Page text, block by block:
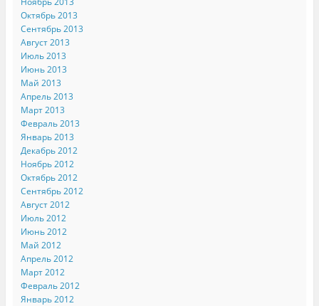
Октябрь 2013
Сентябрь 2013
Август 2013
Июль 2013
Июнь 2013
Май 2013
Апрель 2013
Март 2013
Февраль 2013
Январь 2013
Декабрь 2012
Ноябрь 2012
Октябрь 2012
Сентябрь 2012
Август 2012
Июль 2012
Июнь 2012
Май 2012
Апрель 2012
Март 2012
Февраль 2012
Январь 2012